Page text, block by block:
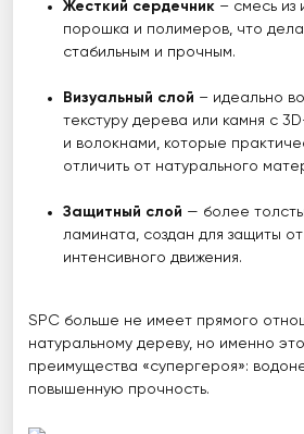
Жесткий сердечник– смесь из
порошка и полимеров, что
стабильным и прочным.
Визуальный слой – идеально
текстуру дерева или камня с
и волокнами, которые
отличить от натурального
Защитный слой — более
ламината, создан для защиты
интенсивного движения.
SPC больше не имеет прямого
натуральному дереву, но именно
преимущества «супергероя»:
повышенную прочность.